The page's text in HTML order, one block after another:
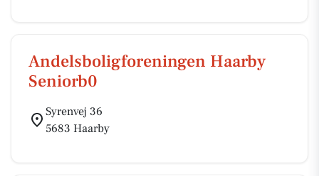
Andelsboligforeningen Haarby
Seniorb0
Syrenvej 36
5683 Haarby